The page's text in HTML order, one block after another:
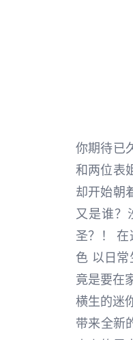
你期待已
和两位表
却开始朝
又是谁？
圣？！
色 以日
竟是要在
横生的迷
带来全新